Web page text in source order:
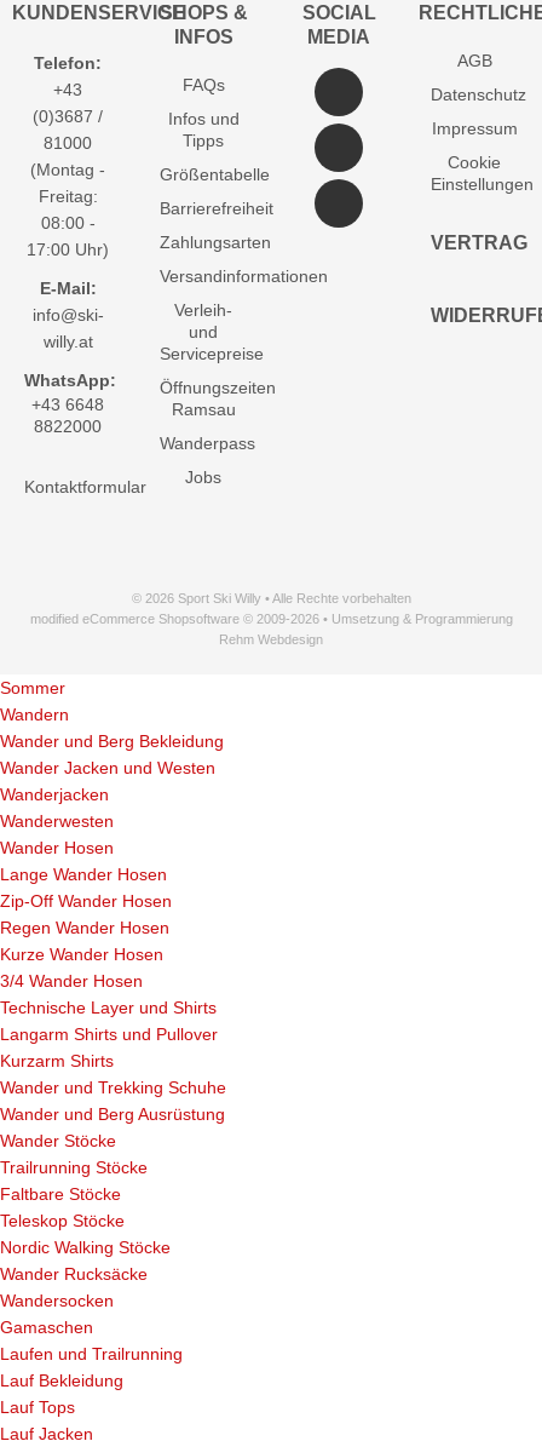
KUNDENSERVICE
Telefon:
+43
(0)3687 /
81000
(Montag -
Freitag:
08:00 -
17:00 Uhr)
E-Mail:
info@ski-
willy.at
WhatsApp:
+43 6648
8822000
Kontaktformular
SHOPS &
INFOS
FAQs
Infos und
Tipps
Größentabelle
Barrierefreiheit
Zahlungsarten
Versandinformationen
Verleih-
und
Servicepreise
Öffnungszeiten
Ramsau
Wanderpass
Jobs
SOCIAL
MEDIA
AGB
Datenschutz
Impressum
Cookie
Einstellungen
VERTRAG
© 2026 Sport Ski Willy • Alle Rechte vorbehalten
modified eCommerce Shopsoftware © 2009-2026 • Umsetzung & Programmierung
Rehm Webdesign
Sommer
Wandern
Wander und Berg Bekleidung
Wander Jacken und Westen
Wanderjacken
Wanderwesten
Wander Hosen
Lange Wander Hosen
Zip-Off Wander Hosen
Regen Wander Hosen
Kurze Wander Hosen
3/4 Wander Hosen
Technische Layer und Shirts
Langarm Shirts und Pullover
Kurzarm Shirts
Wander und Trekking Schuhe
Wander und Berg Ausrüstung
Wander Stöcke
Trailrunning Stöcke
Faltbare Stöcke
Teleskop Stöcke
Nordic Walking Stöcke
Wander Rucksäcke
Wandersocken
Gamaschen
Laufen und Trailrunning
Lauf Bekleidung
Lauf Tops
Lauf Jacken